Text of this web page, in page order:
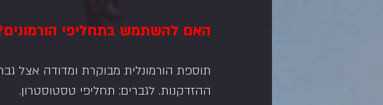
האם להשתמש בתחליפי
תוספת הורמונלית מבוקרת ומדודה אצל
ההזדקנות. לגברים: תחליפי טסטוסטרון.